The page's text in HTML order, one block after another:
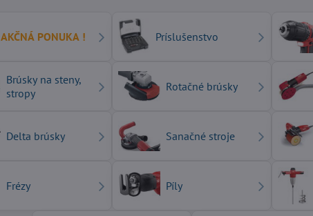
AKČNÁ PONUKA ! Príslušenstvo
Brúsky na steny,
stropy
Rotačné brúsky
Delta brúsky Sanačné stroje
Frézy Píly